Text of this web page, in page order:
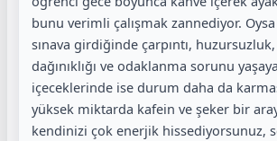
bunu verimli çalışmak zannediyor.
sınava girdiğinde çarpıntı,
dağınıklığı ve odaklanma sorunu
içeceklerinde ise durum daha da
yüksek miktarda kafein ve şeker bir
kendinizi çok enerjik hissediyorsunuz,